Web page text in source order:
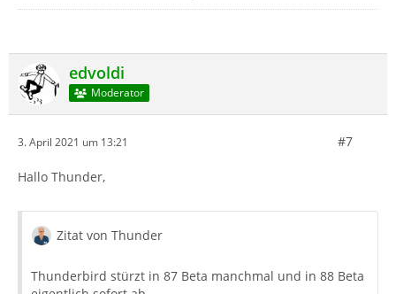
edvoldi
Moderator
3. April 2021 um 13:21 #7
Hallo Thunder,
Zitat von Thunder
Thunderbird stürzt in 87 Beta manchmal und in 88 Beta